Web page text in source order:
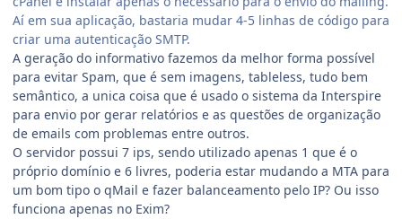
Aí em sua aplicação, bastaria mudar 4-5 linhas de código para
criar uma autenticação SMTP.
A geração do informativo fazemos da melhor forma possível
para evitar Spam, que é sem imagens, tableless, tudo bem
semântico, a unica coisa que é usado o sistema da Interspire
para envio por gerar relatórios e as questões de organização
de emails com problemas entre outros.
O servidor possui 7 ips, sendo utilizado apenas 1 que é o
próprio domínio e 6 livres, poderia estar mudando a MTA para
um bom tipo o qMail e fazer balanceamento pelo IP? Ou isso
funciona apenas no Exim?